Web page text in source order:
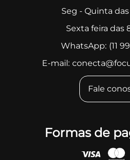
Seg - Quinta das
Sexta feira das
WhatsApp: (11
E-mail:
Fale
Formas de